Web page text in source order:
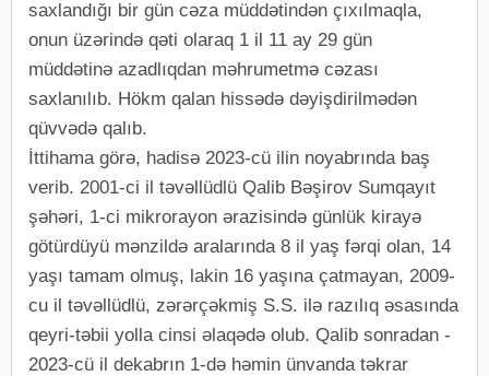
saxlandığı bir gün cəza müddətindən çıxılmaqla,
onun üzərində qəti olaraq 1 il 11 ay 29 gün
müddətinə azadlıqdan məhrumetmə cəzası
saxlanılıb. Hökm qalan hissədə dəyişdirilmədən
qüvvədə qalıb.
İttihama görə, hadisə 2023-cü ilin noyabrında baş
verib. 2001-ci il təvəllüdlü Qalib Bəşirov Sumqayıt
şəhəri, 1-ci mikrorayon ərazisində günlük kirayə
götürdüyü mənzildə aralarında 8 il yaş fərqi olan, 14
yaşı tamam olmuş, lakin 16 yaşına çatmayan, 2009-
cu il təvəllüdlü, zərərçəkmiş S.S. ilə razılıq əsasında
qeyri-təbii yolla cinsi əlaqədə olub. Qalib sonradan -
2023-cü il dekabrın 1-də həmin ünvanda təkrar